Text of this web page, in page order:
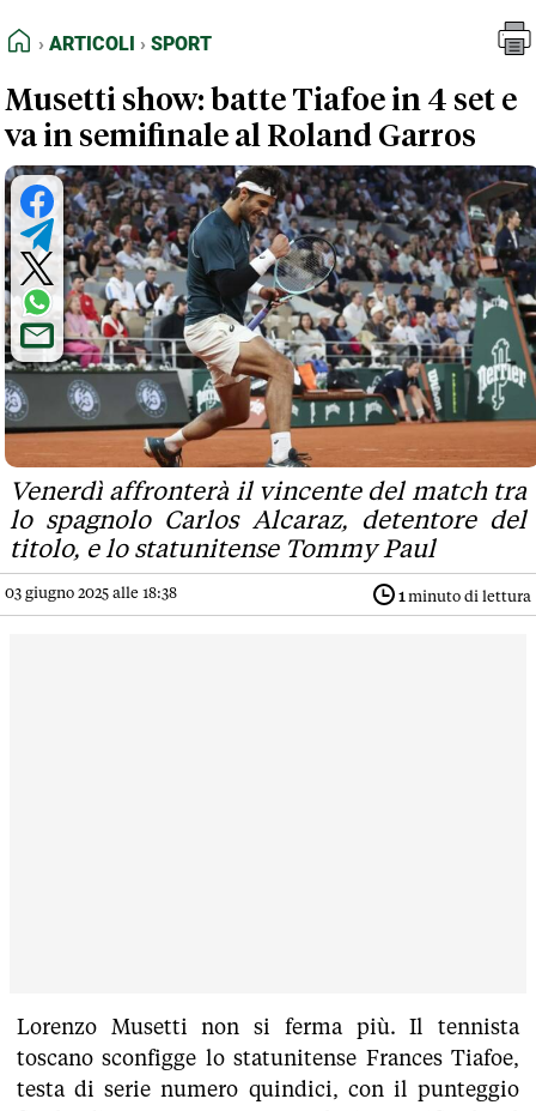
FEED RSS
NORMATIVE DEONTOLOGICHE
TERMINI e CONDIZIONI
HOME
ARTICOLI SPORT
Musetti show: batte Tiafoe in 4 set e
va in semifinale al Roland Garros
Venerdì affronterà il vincente del match tra
lo spagnolo Carlos Alcaraz, detentore del
titolo, e lo statunitense Tommy Paul
03 giugno 2025 alle 18:38 1minuto di lettura
Lorenzo Musetti non si ferma più. Il tennista
toscano sconfigge lo statunitense Frances Tiafoe,
testa di serie numero quindici, con il punteggio